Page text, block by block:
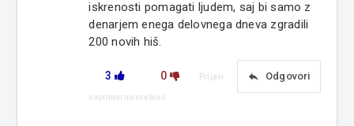
iskrenosti pomagati ljudem, saj bi samo z
denarjem enega delovnega dneva zgradili
200 novih hiš.
3 0 reply Odgovori
Prijavi
neprimerno vsebino